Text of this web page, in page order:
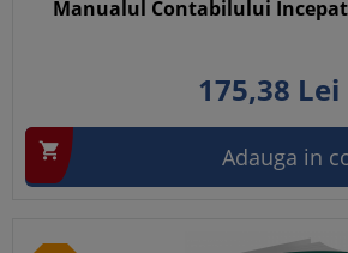
Manualul Contabilului
175,38 Lei
 Adauga in